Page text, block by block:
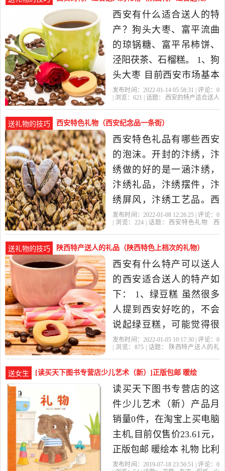
祀活动中的一种表演。脸
谱是传统戏曲中赏面部化
妆的一种程式，主要用于
净角儿，这种
西安有什么适合送人的特
产？狗头大枣、富平流曲
的琼锅糖、富平吊柿饼、
泾阳茯茶、石榴糕。 1、狗
头大枣 目前西安市场基本
上是以新疆和田枣冒充陕
大枣、黄河滩枣等要去陕
北。您在西安市可以去华
润万家超市、人人乐超
市，或者去一些特产专营
店。 2、.
发布时间：2022-01-14 05:58:31 | 评论： 0
| 浏览： 621 | 话题：
西安的特产适合送人
送礼物的技巧 西安特色礼物（西安纪念品一条街）
西安特色礼品有哪些西安
的泡沫。开封的汴绣，汴
绣做的好的是一涵汴绣，
汴绣礼品，汴绣摆件，汴
绣屏风，汴绣工艺品。西
安有什么可以方便带走的
谱 社火是民间传统的集体
游艺活动，它起源于随唐
年间，过去称"射虎"是取其
以正压邪，和祈求万事如
意、五谷丰登
发布时间：2022-01-08 12:26:25 | 评论： 0
| 浏览：224 | 话题： 西安特色礼物
西
送礼物的技巧 陕西特产送人的礼品（陕西特色上档次的礼物）
西安有什么特产可以送人
的西安适合送人的特产如
下： 1、绿豆糕 虽然很多
人提到西安好吃的，不会
说起绿豆糕，可能觉得很
普通吧，但其实还是值得
葡萄味、花生味、核桃
味… 选择性还是很强的。
2、油泼辣子 油泼辣子是陕
西著名的特色美食之一，
也叫油.
发布时间：2022-01-05 10:17:30 | 评论： 0
| 浏览： 875 | 话题：
陕西特产送人的礼
送女生
[读买天下图书专营店少儿艺术（新）]正版包邮 暖绘
本 礼物 月销量0件仅售23.61元读买天下图书专营店的这
件少儿艺术（新）产品月
销量0件，在淘宝上买电脑
主机,目前仅售价23.61元，
正版包邮 暖绘本 礼物 比利
时原版引进的经典绘本，
发布时间：2019-07-18 23:56:51 | 评论： 0